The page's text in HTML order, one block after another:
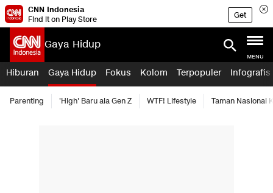
CNN Indonesia
Find it on Play Store
Get
Gaya Hidup
MENU
Hiburan Gaya Hidup Fokus Kolom Terpopuler Infografis
Parenting 'High' Baru ala Gen Z WTF! Lifestyle Taman Nasional